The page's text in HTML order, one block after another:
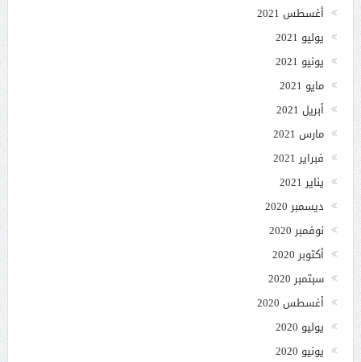
أغسطس 2021
يوليو 2021
يونيو 2021
مايو 2021
أبريل 2021
مارس 2021
فبراير 2021
يناير 2021
ديسمبر 2020
نوفمبر 2020
أكتوبر 2020
سبتمبر 2020
أغسطس 2020
يوليو 2020
يونيو 2020